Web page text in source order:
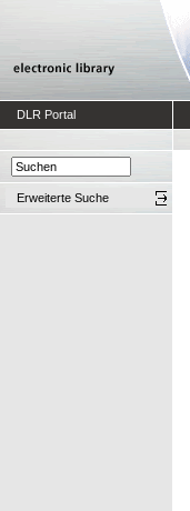
DLR Portal
Erweiterte Suche